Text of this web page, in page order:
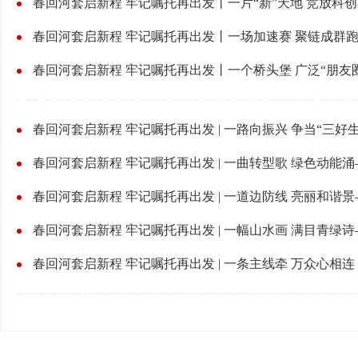
春回河套启新程 牢记嘱托再出发 | 一条主线牵 万众心相连